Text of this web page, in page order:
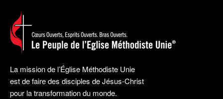
La mission de l’Église Méthodiste Unie
est de faire des disciples de Jésus-Christ
pour la transformation du monde.